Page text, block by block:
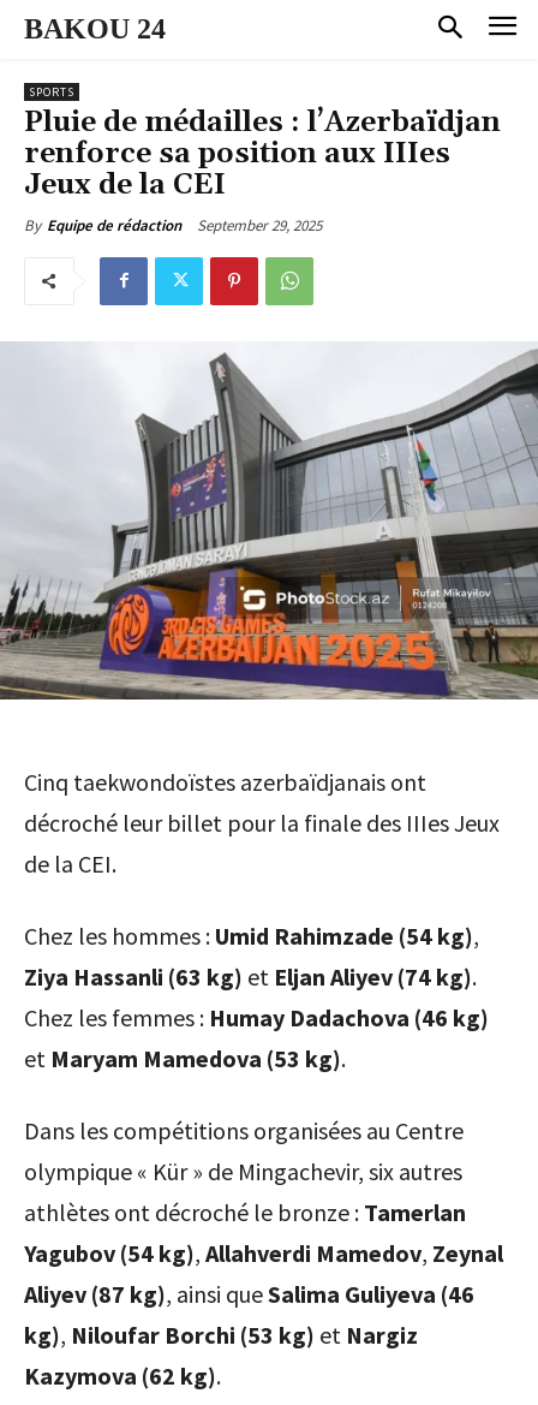
BAKOU 24
SPORTS
Pluie de médailles : l’Azerbaïdjan
renforce sa position aux IIIes
Jeux de la CEI
By Equipe de rédaction September 29, 2025
Cinq taekwondoïstes azerbaïdjanais ont
décroché leur billet pour la finale des IIIes Jeux
de la CEI.
Chez les hommes : Umid Rahimzade (54 kg),
Ziya Hassanli (63 kg) et Eljan Aliyev (74 kg).
Chez les femmes : Humay Dadachova (46 kg)
et Maryam Mamedova (53 kg).
Dans les compétitions organisées au Centre
olympique « Kür » de Mingachevir, six autres
athlètes ont décroché le bronze : Tamerlan
Yagubov (54 kg), Allahverdi Mamedov, Zeynal
Aliyev (87 kg), ainsi queSalima Guliyeva (46
kg), Niloufar Borchi (53 kg) et Nargiz
Kazymova (62 kg).